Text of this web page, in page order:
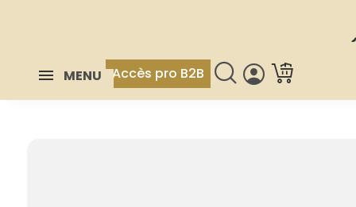
MENU Accès pro B2B